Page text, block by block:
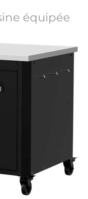
équipée